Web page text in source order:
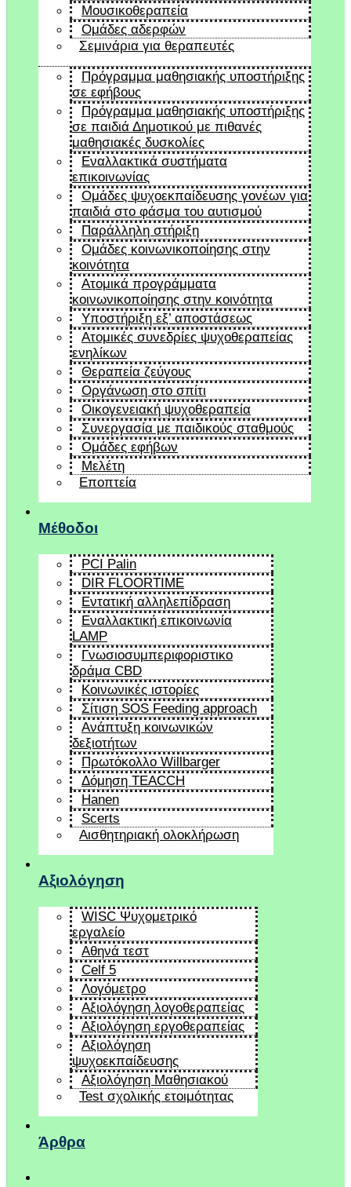
Μουσικοθεραπεία
Ομάδες αδερφών
Σεμινάρια για θεραπευτές
Πρόγραμμα μαθησιακής υποστήριξης
σε εφήβους
Πρόγραμμα μαθησιακής υποστήριξης
σε παιδιά Δημοτικού με πιθανές
μαθησιακές δυσκολίες
Εναλλακτικά συστήματα
επικοινωνίας
Ομάδες ψυχοεκπαίδευσης γονέων για
παιδιά στο φάσμα του αυτισμού
Παράλληλη στήριξη
Ομάδες κοινωνικοποίησης στην
κοινότητα
Ατομικά προγράμματα
κοινωνικοποίησης στην κοινότητα
Υποστήριξη εξ’ αποστάσεως
Ατομικές συνεδρίες ψυχοθεραπείας
ενηλίκων
Θεραπεία ζεύγους
Οργάνωση στο σπίτι
Οικογενειακή ψυχοθεραπεία
Συνεργασία με παιδικούς σταθμούς
Ομάδες εφήβων
Μελέτη
Εποπτεία
Μέθοδοι
PCI Palin
DIR FLOORTIME
Εντατική αλληλεπίδραση
Εναλλακτική επικοινωνία
LAMP
Γνωσιοσυμπεριφοριστικο
δράμα CBD
Κοινωνικές ιστορίες
Σίτιση SOS Feeding approach
Ανάπτυξη κοινωνικών
δεξιοτήτων
Πρωτόκολλο Willbarger
Δόμηση TEACCH
Hanen
Scerts
Αισθητηριακή ολοκλήρωση
Αξιολόγηση
WISC Ψυχομετρικό
εργαλείο
Αθηνά τεστ
Celf 5
Λογόμετρο
Αξιολόγηση λογοθεραπείας
Αξιολόγηση εργοθεραπείας
Αξιολόγηση
ψυχοεκπαίδευσης
Αξιολόγηση Μαθησιακού
Test σχολικής ετοιμότητας
Άρθρα